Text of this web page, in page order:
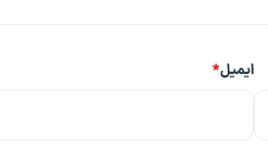
ایمیل*